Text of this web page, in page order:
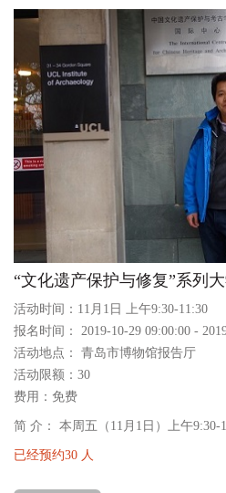
“文化遗产保护与修复”系列
活动时间：11月1日 上午9:30-11:30
报名时间： 2019-10-29 09:00:00 -
活动地点： 青岛市博物馆报告厅
活动限额：30
费用：免费
简 介： 本周五（11月1日）上午
已经预约30 人